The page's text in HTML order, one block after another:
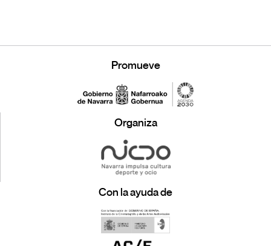
Promueve
Organiza
Con la ayuda de